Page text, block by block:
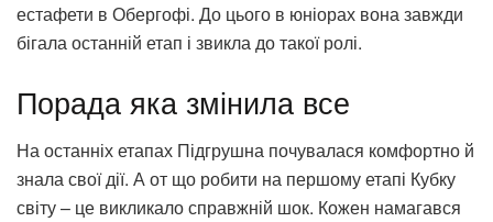
естафети в Обергофі. До цього в юніорах вона завжди
бігала останній етап і звикла до такої ролі.
Порада яка змінила все
На останніх етапах Підгрушна почувалася комфортно й
знала свої дії. А от що робити на першому етапі Кубку
світу – це викликало справжній шок. Кожен намагався